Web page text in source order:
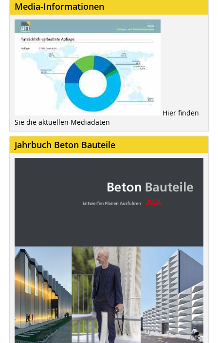
Media-Informationen
Hier finden
Sie die aktuellen Mediadaten
Jahrbuch Beton Bauteile